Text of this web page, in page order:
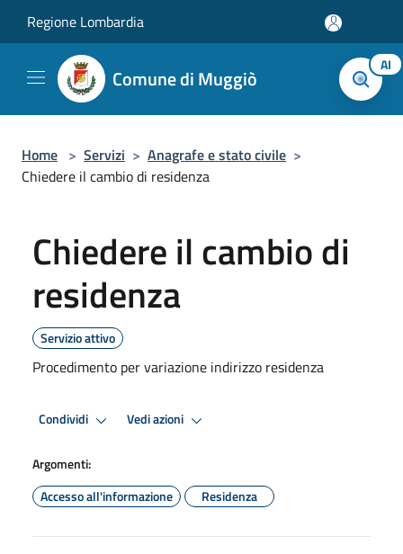
Regione Lombardia
Comune di Muggiò
AI
Home > Servizi > Anagrafe e stato civile >
Chiedere il cambio di residenza
Chiedere il cambio di
residenza
Servizio attivo
Procedimento per variazione indirizzo residenza
Condividi Vedi azioni
Argomenti:
Accesso all'informazione
Residenza